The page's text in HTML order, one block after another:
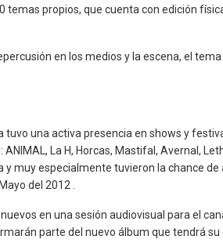
propios, que cuenta con edición
en los medios y la escena, el
tuvo una activa presencia en shows y
La H, Horcas, Mastifal, Avernal,
y muy especialmente tuvieron la chance
del 2012 .
en una sesión audiovisual para el
parte del nuevo álbum que tendrá